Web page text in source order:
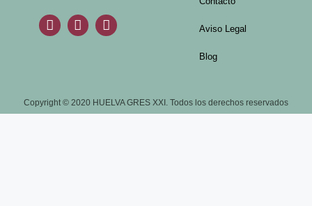
Aviso Legal
Blog
Copyright © 2020 HUELVA GRES XXI. Todos los derechos reservados